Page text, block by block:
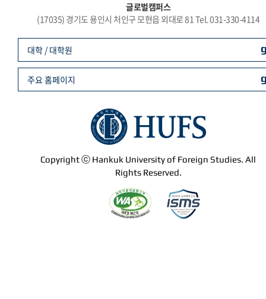
글로벌캠퍼스
(17035) 경기도 용인시 처인구 모현읍 외대로 81 Tel. 031-330-4114
Copyright ⓒ Hankuk University of Foreign Studies. All
Rights Reserved.
대학 / 대학원
주요 홈페이지